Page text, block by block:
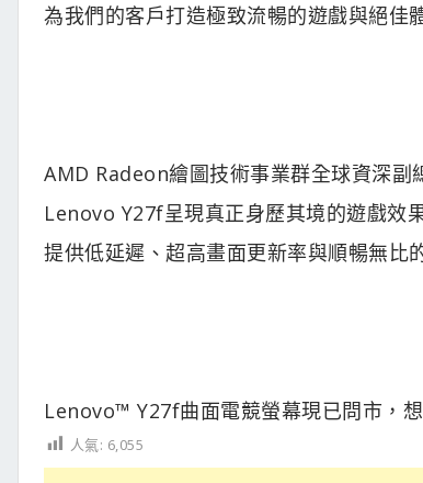
為我們的客戶打造極致流暢的遊戲與絕佳
AMD Radeon繪圖技術事業群全球資深
Lenovo Y27f呈現真正身歷其境的遊戲效
提供低延遲、超高畫面更新率與順暢無比
Lenovo™ Y27f曲面電競螢幕現已問市，
人氣: 6,055